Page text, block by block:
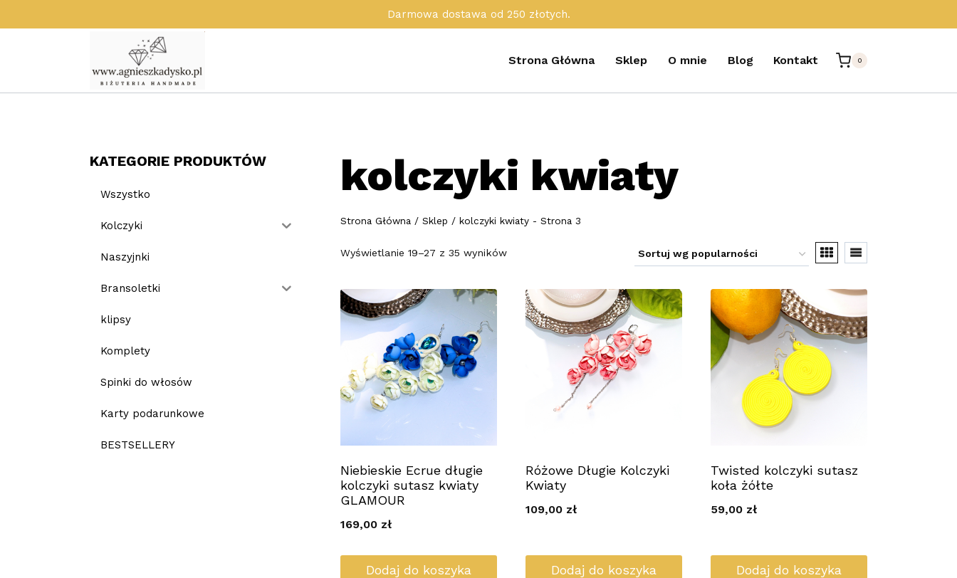
do
Darmowa dostawa od 250 złotych.
Strona Główna Sklep O mnie Blog Kontakt 0
kolczyki kwiaty
Strona Główna / Sklep / kolczyki kwiaty - Strona 3
Wyświetlanie 19–27 z 35 wynikówPosortowane
popularności
Niebieskie Ecrue długie
kolczyki sutasz kwiaty
GLAMOUR
169,00 zł
Dodaj do koszyka
Różowe Długie Kolczyki
Kwiaty
109,00 zł
Dodaj do koszyka
Twisted kolczyki sutasz
koła żółte
59,00 zł
Dodaj do koszyka
KATEGORIE PRODUKTÓW
Wszystko
Kolczyki
Naszyjnki
Bransoletki
klipsy
Komplety
Spinki do włosów
Karty podarunkowe
BESTSELLERY